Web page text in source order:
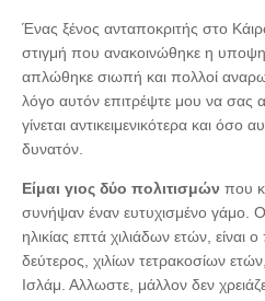
Ένας ξένος ανταποκριτής στο
στιγμή που ανακοινώθηκε η
απλώθηκε σιωπή και πολλοί
λόγο αυτόν επιτρέψτε μου να
γίνεται αντικειμενικότερα και όσο
δυνατόν.
Είμαι γιος δύο πολιτισμών που
συνήψαν έναν ευτυχισμένο
ηλικίας επτά χιλιάδων ετών,
δεύτερος, χιλίων τετρακοσίων
Ισλάμ. Αλλωστε, μάλλον δεν